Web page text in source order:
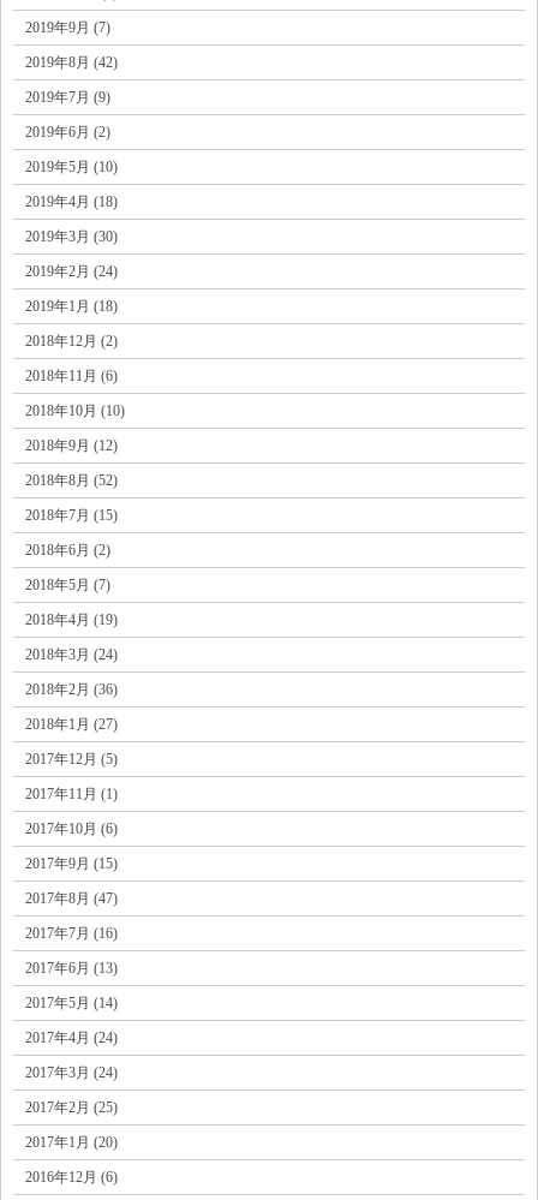
2019年9月 (7)
2019年8月 (42)
2019年7月 (9)
2019年6月 (2)
2019年5月 (10)
2019年4月 (18)
2019年3月 (30)
2019年2月 (24)
2019年1月 (18)
2018年12月 (2)
2018年11月 (6)
2018年10月 (10)
2018年9月 (12)
2018年8月 (52)
2018年7月 (15)
2018年6月 (2)
2018年5月 (7)
2018年4月 (19)
2018年3月 (24)
2018年2月 (36)
2018年1月 (27)
2017年12月 (5)
2017年11月 (1)
2017年10月 (6)
2017年9月 (15)
2017年8月 (47)
2017年7月 (16)
2017年6月 (13)
2017年5月 (14)
2017年4月 (24)
2017年3月 (24)
2017年2月 (25)
2017年1月 (20)
2016年12月 (6)